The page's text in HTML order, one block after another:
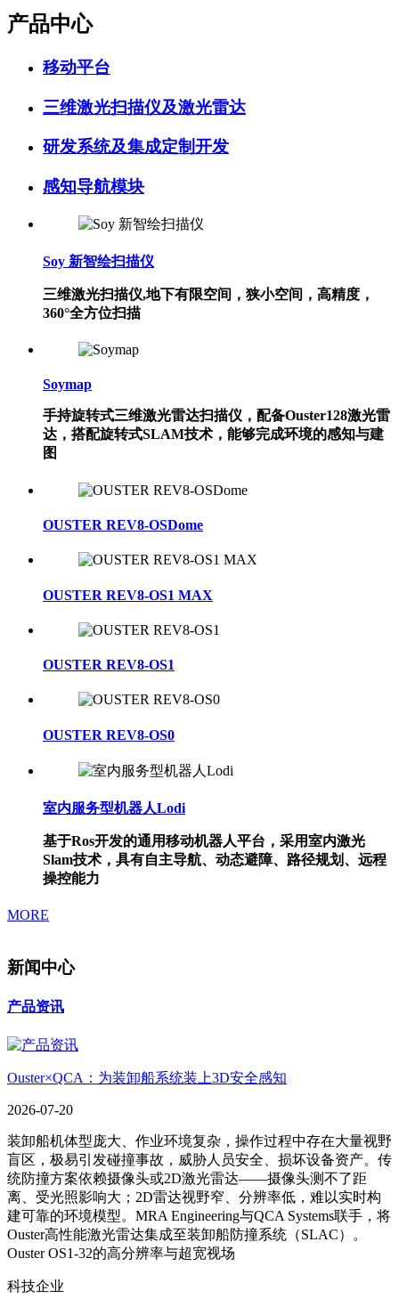
产品中心
移动平台
三维激光扫描仪及激光雷达
研发系统及集成定制开发
感知导航模块
Soy 新智绘扫描仪
三维激光扫描仪,地下有限空间，狭小空间，高精度，
360°全方位扫描
Soymap
手持旋转式三维激光雷达扫描仪，配备Ouster128激光雷
达，搭配旋转式SLAM技术，能够完成环境的感知与建
图
OUSTER REV8-OSDome
OUSTER REV8-OS1 MAX
OUSTER REV8-OS1
OUSTER REV8-OS0
室内服务型机器人Lodi
基于Ros开发的通用移动机器人平台，采用室内激光
Slam技术，具有自主导航、动态避障、路径规划、远程
操控能力
MORE
新闻中心
产品资讯
Ouster×QCA：为装卸船系统装上3D安全感知
2026-07-20
装卸船机体型庞大、作业环境复杂，操作过程中存在大量视野
盲区，极易引发碰撞事故，威胁人员安全、损坏设备资产。传
统防撞方案依赖摄像头或2D激光雷达——摄像头测不了距
离、受光照影响大；2D雷达视野窄、分辨率低，难以实时构
建可靠的环境模型。MRA Engineering与QCA Systems联手，将
Ouster高性能激光雷达集成至装卸船防撞系统（SLAC）。
Ouster OS1-32的高分辨率与超宽视场
科技企业